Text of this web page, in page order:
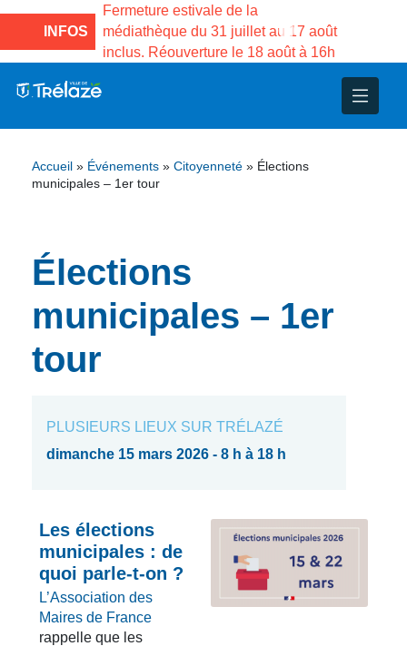
INFOS
la Maison des
de Gama du
Fermeture estivale de la
médiathèque du 31 juillet au 17 août
inclus. Réouverture le 18 août à 16h
Projets
– Jumelage
Accueil » Événements » Citoyenneté » Élections
municipales – 1er tour
Élections
municipales – 1er
tour
PLUSIEURS LIEUX SUR TRÉLAZÉ
dimanche 15 mars 2026 - 8 h à 18 h
Les élections
municipales : de
quoi parle-t-on ?
L’Association des
Maires de France
rappelle que les